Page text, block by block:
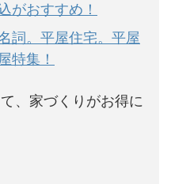
がおすすめ！
詞。平屋住宅。平屋
特集！
、家づくりがお得に